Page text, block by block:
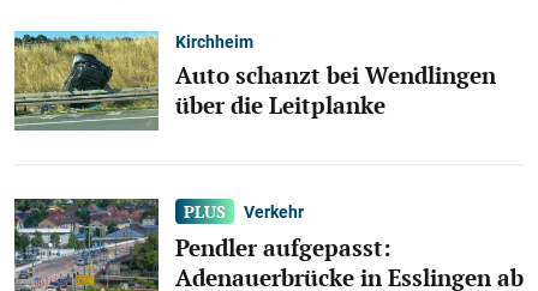
Kirchheim
Auto schanzt bei Wendlingen
über die Leitplanke
Verkehr
Pendler aufgepasst:
Adenauerbrücke in Esslingen ab